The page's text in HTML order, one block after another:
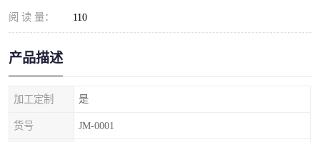
阅 读 量： 110
产品描述
加工定制 是
货号 JM-0001